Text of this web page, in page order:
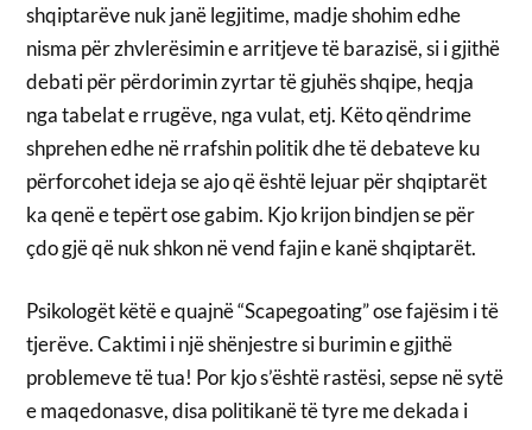
shqiptarëve nuk janë legjitime, madje shohim edhe
nisma për zhvlerësimin e arritjeve të barazisë, si i gjithë
debati për përdorimin zyrtar të gjuhës shqipe, heqja
nga tabelat e rrugëve, nga vulat, etj. Këto qëndrime
shprehen edhe në rrafshin politik dhe të debateve ku
përforcohet ideja se ajo që është lejuar për shqiptarët
ka qenë e tepërt ose gabim. Kjo krijon bindjen se për
çdo gjë që nuk shkon në vend fajin e kanë shqiptarët.
Psikologët këtë e quajnë “Scapegoating” ose fajësim i të
tjerëve. Caktimi i një shënjestre si burimin e gjithë
problemeve të tua! Por kjo s’është rastësi, sepse në sytë
e maqedonasve, disa politikanë të tyre me dekada i